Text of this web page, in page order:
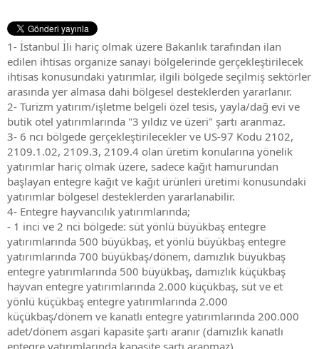
1- İstanbul İli hariç olmak üzere Bakanlık tarafından ilan
edilen ihtisas organize sanayi bölgelerinde gerçekleştirilecek
ihtisas konusundaki yatırımlar, ilgili bölgede seçilmiş sektörler
arasında yer almasa dahi bölgesel desteklerden yararlanır.
2- Turizm yatırım/işletme belgeli özel tesis, yayla/dağ evi ve
butik otel yatırımlarında "3 yıldız ve üzeri" şartı aranmaz.
3- 6 ncı bölgede gerçekleştirilecekler ve US-97 Kodu 2102,
2109.1.02, 2109.3, 2109.4 olan üretim konularına yönelik
yatırımlar hariç olmak üzere, sadece kağıt hamurundan
başlayan entegre kağıt ve kağıt ürünleri üretimi konusundaki
yatırımlar bölgesel desteklerden yararlanabilir.
4- Entegre hayvancılık yatırımlarında;
- 1 inci ve 2 nci bölgede: süt yönlü büyükbaş entegre
yatırımlarında 500 büyükbaş, et yönlü büyükbaş entegre
yatırımlarında 700 büyükbaş/dönem, damızlık büyükbaş
entegre yatırımlarında 500 büyükbaş, damızlık küçükbaş
hayvan entegre yatırımlarında 2.000 küçükbaş, süt ve et
yönlü küçükbaş entegre yatırımlarında 2.000
küçükbaş/dönem ve kanatlı entegre yatırımlarında 200.000
adet/dönem asgari kapasite şartı aranır (damızlık kanatlı
entegre yatırımlarında kapasite şartı aranmaz).